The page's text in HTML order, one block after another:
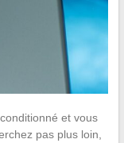
et vous
pas plus loin,